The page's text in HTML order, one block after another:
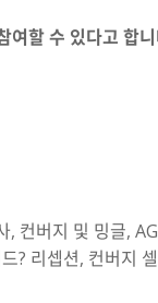
여할 수 있다고 합
, 컨버지 및 밍글,
? 리셉션, 컨버지